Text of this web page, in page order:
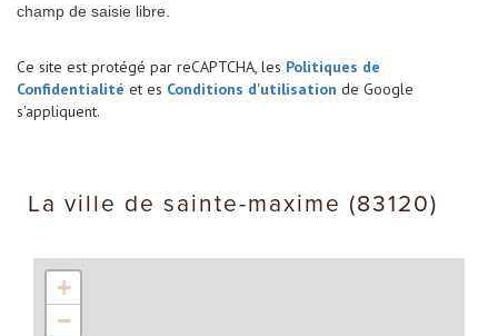
champ de saisie libre.
Ce site est protégé par reCAPTCHA, les Politiques de
Confidentialité et es Conditions d'utilisation de Google
s'appliquent.
la ville de sainte-maxime (83120)
+
−